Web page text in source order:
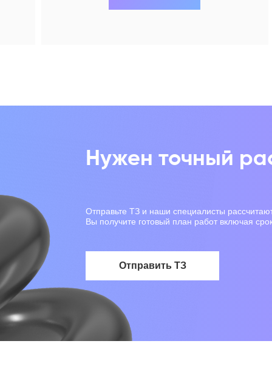
Нужен точный
Отправьте ТЗ и наши специалисты
Вы получите готовый план работ включая
Отправить ТЗ